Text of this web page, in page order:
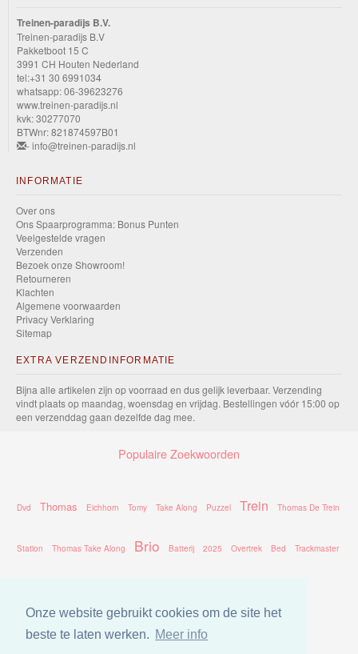
Onze website gebruikt cookies om de site het
beste te laten werken. Meer info
Treinen-paradijs B.V.
Treinen-paradijs B.V
Pakketboot 15 C
3991 CH Houten Nederland
tel:+31 30 6991034
whatsapp: 06-39623276
www.treinen-paradijs.nl
kvk: 30277070
BTWnr: 821874597B01
- info@treinen-paradijs.nl
INFORMATIE
Over ons
Ons Spaarprogramma: Bonus Punten
Veelgestelde vragen
Verzenden
Bezoek onze Showroom!
Retourneren
Klachten
Algemene voorwaarden
Privacy Verklaring
Sitemap
EXTRA VERZENDINFORMATIE
Bijna alle artikelen zijn op voorraad en dus gelijk leverbaar. Verzending
vindt plaats op maandag, woensdag en vrijdag. Bestellingen vóór 15:00 op
een verzenddag gaan dezelfde dag mee.
Populaire Zoekwoorden
Dvd Thomas Eichhorn Tomy Take Along Puzzel Trein Thomas De Trein
Station Thomas Take Along Brio Batterij 2025 Overtrek Bed Trackmaster